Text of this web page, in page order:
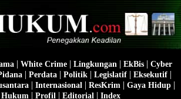
| White Crime| Lingkungan | EkBis| Cyber
| Perdata | Politik | Legislatif | Eksekutif |
| Internasional | ResKrim | Gaya Hidup |
| Profil | Editorial | Index